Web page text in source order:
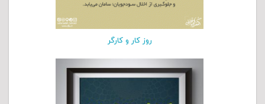
روز کار و کارگر